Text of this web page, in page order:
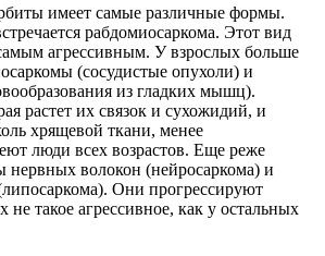
имеет самые различные формы.
рабдомиосаркома. Этот вид
агрессивным. У взрослых больше
(сосудистые опухоли) и
из гладких мышц).
растет их связок и сухожидий, и
хрящевой ткани, менее
люди всех возрастов. Еще реже
нервных волокон (нейросаркома) и
Они прогрессируют
не такое агрессивное, как у остальных